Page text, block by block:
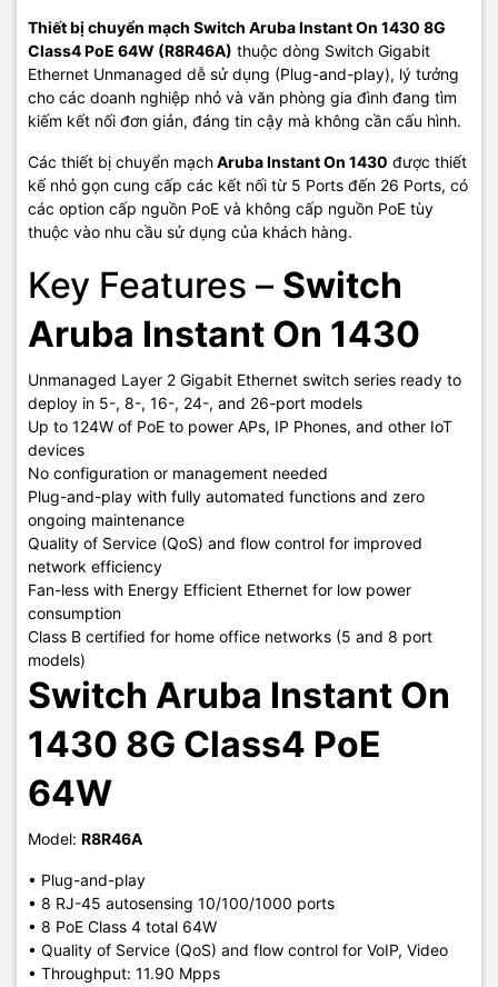
Thiết bị chuyển mạch Switch Aruba Instant On 1430 8G
Class4 PoE 64W (R8R46A) thuộc dòng Switch Gigabit
Ethernet Unmanaged dễ sử dụng (Plug-and-play), lý tưởng
cho các doanh nghiệp nhỏ và văn phòng gia đình đang tìm
kiếm kết nối đơn giản, đáng tin cậy mà không cần cấu hình.
Các thiết bị chuyển mạchAruba Instant On 1430 được thiết
kế nhỏ gọn cung cấp các kết nối từ 5 Ports đến 26 Ports, có
các option cấp nguồn PoE và không cấp nguồn PoE tùy
thuộc vào nhu cầu sử dụng của khách hàng.
Key Features – Switch
Aruba Instant On 1430
Unmanaged Layer 2 Gigabit Ethernet switch series ready to
deploy in 5-, 8-, 16-, 24-, and 26-port models
Up to 124W of PoE to power APs, IP Phones, and other IoT
devices
No configuration or management needed
Plug-and-play with fully automated functions and zero
ongoing maintenance
Quality of Service (QoS) and flow control for improved
network efficiency
Fan-less with Energy Efficient Ethernet for low power
consumption
Class B certified for home office networks (5 and 8 port
models)
Switch Aruba Instant On
1430 8G Class4 PoE
64W
Model: R8R46A
• Plug-and-play
• 8 RJ-45 autosensing 10/100/1000 ports
• 8 PoE Class 4 total 64W
• Quality of Service (QoS) and flow control for VoIP, Video
• Throughput: 11.90 Mpps